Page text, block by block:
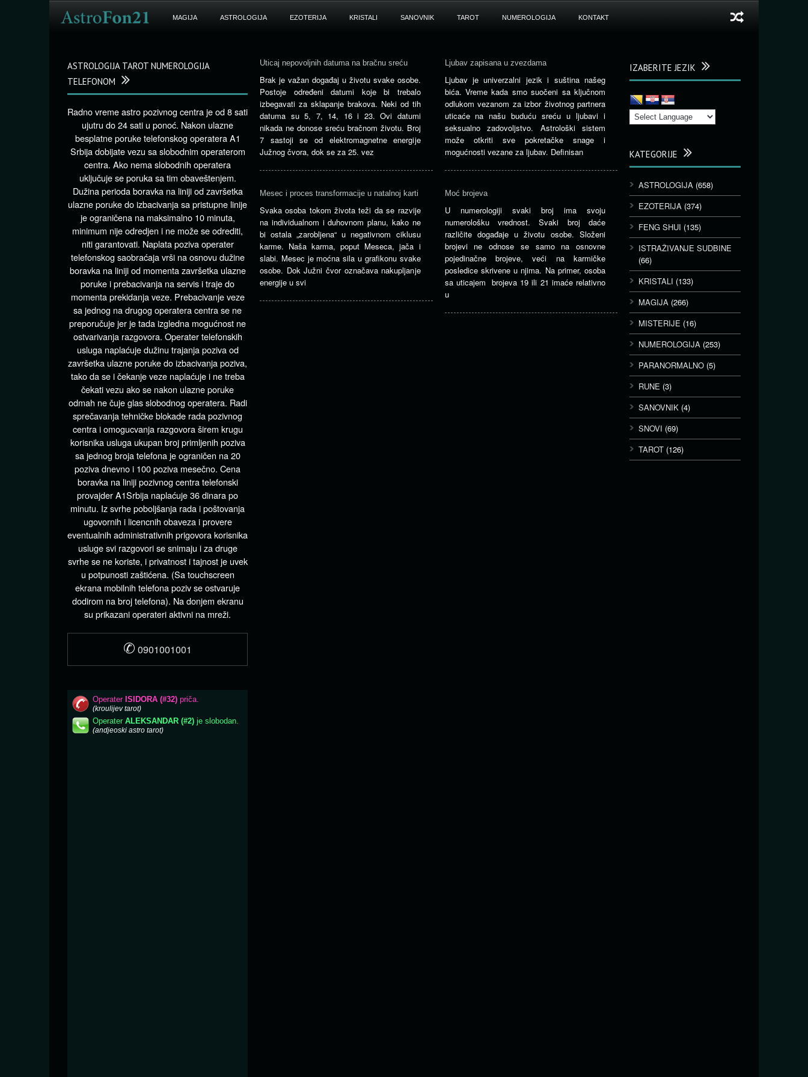
MAGIJA ASTROLOGIJA EZOTERIJA KRISTALI SANOVNIK TAROT NUMEROLOGIJA KONTAKT
Uticaj nepovoljnih datuma na bračnu sreću
Brak je važan događaj u životu svake osobe.
Postoje određeni datumi koje bi trebalo
izbegavati za sklapanje brakova. Neki od tih
datuma su 5, 7, 14, 16 i 23. Ovi datumi
nikada ne donose sreću bračnom životu. Broj
7 sastoji se od elektromagnetne energije
Južnog čvora, dok se za 25. vez
Ljubav zapisana u zvezdama
Ljubav je univerzalni jezik i suština našeg
bića. Vreme kada smo suočeni sa ključnom
odlukom vezanom za izbor životnog partnera
uticaće na našu buduću sreću u ljubavi i
seksualno zadovoljstvo. Astrološki sistem
može otkriti sve pokretačke snage i
mogućnosti vezane za ljubav. Definisan
Mesec i proces transformacije u natalnoj karti
Svaka osoba tokom života teži da se razvije
na individualnom i duhovnom planu, kako ne
bi ostala „zarobljena“ u negativnom ciklusu
karme. Naša karma, poput Meseca, jača i
slabi. Mesec je moćna sila u grafikonu svake
osobe. Dok Južni čvor označava nakupljanje
energije u svi
Moć brojeva
U numerologiji svaki broj ima svoju
numerološku vrednost. Svaki broj daće
različite događaje u životu osobe. Složeni
brojevi ne odnose se samo na osnovne
pojedinačne brojeve, veći na karmičke
posledice skrivene u njima. Na primer, osoba
sa uticajem brojeva 19 ili 21 imaće relativno
u
IZABERITE JEZIK
KATEGORIJE
ASTROLOGIJA (658)
EZOTERIJA (374)
FENG SHUI (135)
ISTRAŽIVANJE SUDBINE
(66)
KRISTALI (133)
MAGIJA (266)
MISTERIJE (16)
NUMEROLOGIJA (253)
PARANORMALNO (5)
RUNE (3)
SANOVNIK (4)
SNOVI (69)
TAROT (126)
ASTROLOGIJA TAROT NUMEROLOGIJA
TELEFONOM
Radno vreme astro pozivnog centra je od 8 sati
ujutru do 24 sati u ponoć. Nakon ulazne
besplatne poruke telefonskog operatera A1
Srbija dobijate vezu sa slobodnim operaterom
centra. Ako nema slobodnih operatera
uključuje se poruka sa tim obaveštenjem.
Dužina perioda boravka na liniji od završetka
ulazne poruke do izbacivanja sa pristupne linije
je ograničena na maksimalno 10 minuta,
minimum nije odredjen i ne može se odrediti,
niti garantovati. Naplata poziva operater
telefonskog saobraćaja vrši na osnovu dužine
boravka na liniji od momenta završetka ulazne
poruke i prebacivanja na servis i traje do
momenta prekidanja veze. Prebacivanje veze
sa jednog na drugog operatera centra se ne
preporučuje jer je tada izgledna mogućnost ne
ostvarivanja razgovora. Operater telefonskih
usluga naplaćuje dužinu trajanja poziva od
završetka ulazne poruke do izbacivanja poziva,
tako da se i čekanje veze naplaćuje i ne treba
čekati vezu ako se nakon ulazne poruke
odmah ne čuje glas slobodnog operatera. Radi
sprečavanja tehničke blokade rada pozivnog
centra i omogucvanja razgovora širem krugu
korisnika usluga ukupan broj primljenih poziva
sa jednog broja telefona je ograničen na 20
poziva dnevno i 100 poziva mesečno. Cena
boravka na liniji pozivnog centra telefonski
provajder A1Srbija naplaćuje 36 dinara po
minutu. Iz svrhe poboljšanja rada i poštovanja
ugovornih i licencnih obaveza i provere
eventualnih administrativnih prigovora korisnika
usluge svi razgovori se snimaju i za druge
svrhe se ne koriste, i privatnost i tajnost je uvek
u potpunosti zaštićena. (Sa touchscreen
ekrana mobilnih telefona poziv se ostvaruje
dodirom na broj telefona). Na donjem ekranu
su prikazani operateri aktivni na mreži.
✆ 0901001001